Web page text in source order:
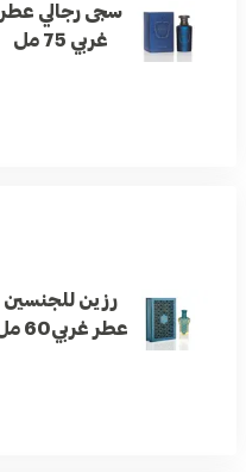
سجى رجالي عطر
غربي 75 مل
رزين للجنسين
عطر غربي60 مل